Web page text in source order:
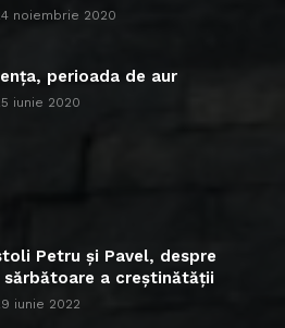
noiembrie 2020
perioada de aur
iunie 2020
Petru și Pavel, despre
sărbătoare a creștinătății
iunie 2022